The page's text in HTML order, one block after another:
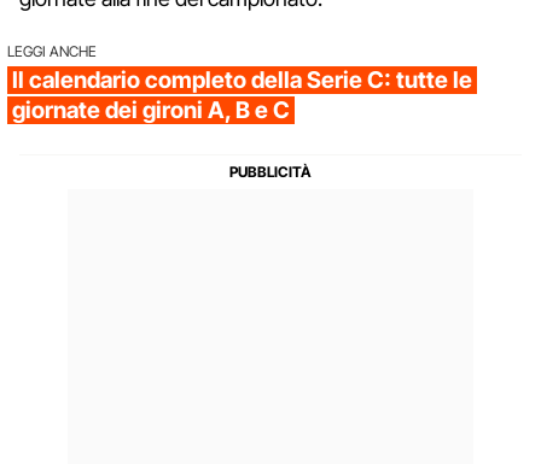
LEGGI ANCHE
Il calendario completo della Serie C: tutte le
giornate dei gironi A, B e C